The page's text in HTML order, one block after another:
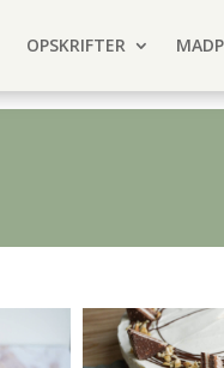
OPSKRIFTER